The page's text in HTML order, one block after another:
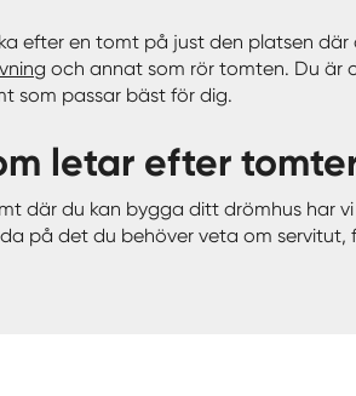
efter en tomt på just den platsen
och annat som rör tomten. Du är
som passar bäst för dig.
letar efter
där du kan bygga ditt drömhus har
på det du behöver veta om